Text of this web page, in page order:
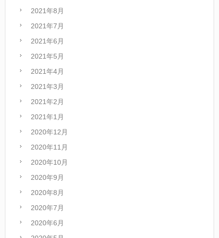
2021年8月
2021年7月
2021年6月
2021年5月
2021年4月
2021年3月
2021年2月
2021年1月
2020年12月
2020年11月
2020年10月
2020年9月
2020年8月
2020年7月
2020年6月